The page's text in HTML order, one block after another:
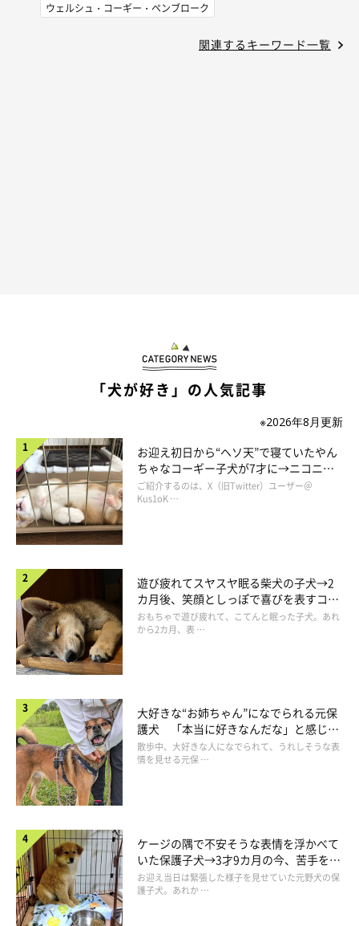
ウェルシュ・コーギー・ペンブローク
関連するキーワード一覧
「犬が好き」の人気記事
※2026年8月更新
お迎え初日から“ヘソ天”で寝ていたやん
ちゃなコーギー子犬が7才に→ニコニ
コ“コーギースマイル”が魅力のコに成
長！
ご紹介するのは、X（旧Twitter）ユーザー＠
Kus1oK …
遊び疲れてスヤスヤ眠る柴犬の子犬→2
カ月後、笑顔としっぽで喜びを表すコに
成長！
おもちゃで遊び疲れて、こてんと眠った子犬。あれ
から2カ月、表 …
大好きな“お姉ちゃん”になでられる元保
護犬 「本当に好きなんだな」と感じる
表情にほっこり
散歩中、大好きな人になでられて、うれしそうな表
情を見せる元保 …
ケージの隅で不安そうな表情を浮かべて
いた保護子犬→3才9カ月の今、苦手を克
服し頼もしいコに成長！
お迎え当日は緊張した様子を見せていた元野犬の保
護子犬。あれか …